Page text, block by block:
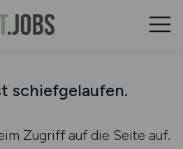
schiefgelaufen.
Zugriff auf die Seite auf.